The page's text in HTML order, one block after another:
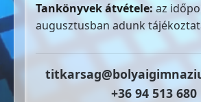
Tankönyvek átvétele: az
augusztusban adunk
+36 94 513 680